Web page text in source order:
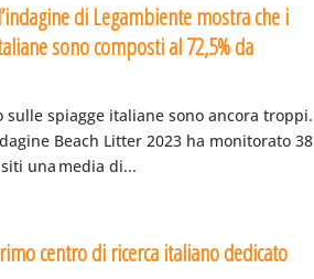
di Legambiente mostra che i
sono composti al 72,5% da
spiagge italiane sono ancora troppi.
Beach Litter 2023 ha monitorato 38
una media di...
centro di ricerca italiano dedicato